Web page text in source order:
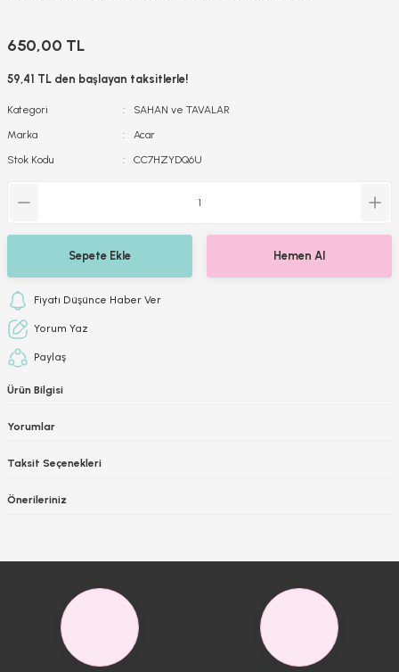
650,00 TL
59,41 TL den başlayan taksitlerle!
Kategori
SAHAN ve TAVALAR
Marka
Acar
Stok Kodu
CC7HZYDQ6U
Sepete Ekle Hemen Al
Fiyatı Düşünce Haber Ver
Yorum Yaz
Paylaş
Ürün Bilgisi
Yorumlar
Taksit Seçenekleri
Önerileriniz